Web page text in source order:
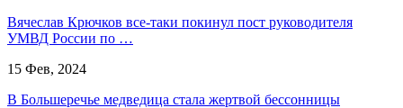
Вячеслав Крючков все-таки покинул пост руководителя
УМВД России по …
15 Фев, 2024
В Большеречье медведица стала жертвой бессонницы